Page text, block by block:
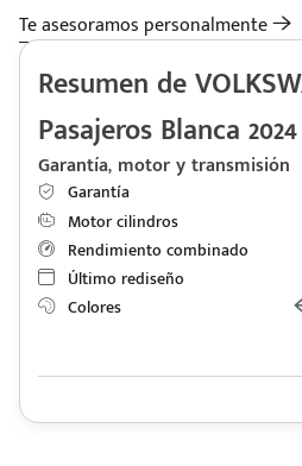
Te asesoramos personalmente
Resumen de
Pasajeros Blanca 2024
Garantía, motor y transmisión
Garantía
Motor cilindros
Rendimiento combinado
Último rediseño
Colores